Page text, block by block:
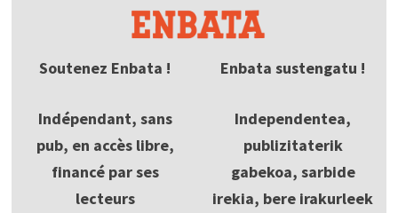
Soutenez Enbata !
Indépendant, sans
pub, en accès libre,
financé par ses
lecteurs
Enbata sustengatu !
Independentea,
publizitaterik
gabekoa, sarbide
irekia, bere irakurleek